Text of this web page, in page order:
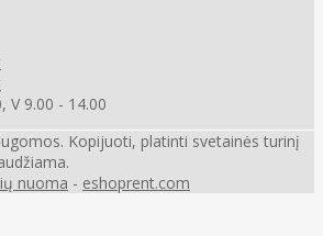
V 9.00 - 14.00
Kopijuoti, platinti svetainės turinį
nuoma - eshoprent.com